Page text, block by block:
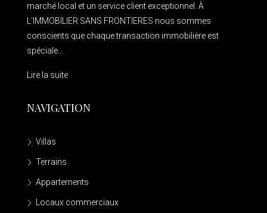
marché local et un service client exceptionnel. À
L’IMMOBILIER SANS FRONTIERES nous sommes
conscients que chaque transaction immobilière est
spéciale...
Lire la suite
NAVIGATION
Villas
Terrains
Appartements
Locaux commerciaux